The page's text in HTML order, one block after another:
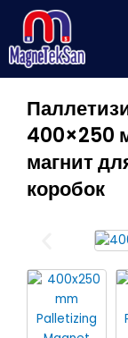
Перейти
содержимому
400×250
магнит
коробок